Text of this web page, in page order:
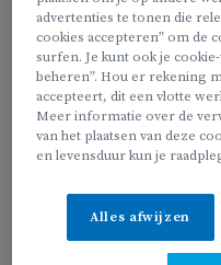
Dit maakt je job zo
“Bij Helan Thuiszorg
verschillende
verzorgenden aan,
gaan naar die perfecte
advertenties te tonen die
cookies accepteren” om de
surfen. Je kunt ook je
beheren”. Hou er rekening
accepteert, dit een vlotte
Meer informatie over de
van het plaatsen van deze
en levensduur kun je
Alles afwijzen